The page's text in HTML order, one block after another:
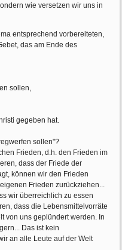
wie versetzen wir uns in
entsprechend vorbereiteten,
das am Ende des
sollen,
gegeben hat.
sollen"?
Frieden, d.h. den Frieden im
dass der Friede der
können wir den Frieden
Frieden zurückziehen...
wir überreichlich zu essen
dass die Lebensmittelvorräte
von uns geplündert werden. In
Das ist kein
an alle Leute auf der Welt